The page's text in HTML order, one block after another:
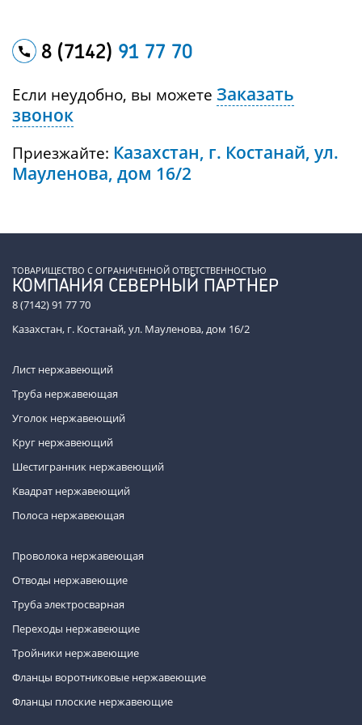
8 (7142) 91 77 70
Если неудобно, вы можете Заказать
звонок
Приезжайте: Казахстан, г. Костанай, ул.
Мауленова, дом 16/2
ТОВАРИЩЕСТВО С ОГРАНИЧЕННОЙ ОТВЕТСТВЕННОСТЬЮ
КОМПАНИЯ СЕВЕРНЫЙ ПАРТНЕР
8 (7142) 91 77 70
Казахстан, г. Костанай, ул. Мауленова, дом 16/2
Лист нержавеющий
Труба нержавеющая
Уголок нержавеющий
Круг нержавеющий
Шестигранник нержавеющий
Квадрат нержавеющий
Полоса нержавеющая
Проволока нержавеющая
Отводы нержавеющие
Труба электросварная
Переходы нержавеющие
Тройники нержавеющие
Фланцы воротниковые нержавеющие
Фланцы плоские нержавеющие